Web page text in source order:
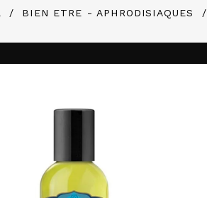
BIEN ETRE - APHRODISIAQUES